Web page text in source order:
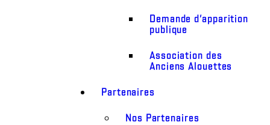
Demande d’apparition
publique
Association des
Anciens Alouettes
Partenaires
Nos Partenaires